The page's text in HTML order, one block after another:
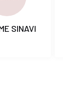
SINAVI